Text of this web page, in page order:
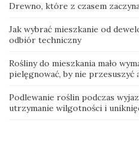
Drewno, które z czasem
Jak wybrać mieszkanie od
odbiór techniczny
Rośliny do mieszkania mało
pielęgnować, by nie przesuszyć
Podlewanie roślin podczas
utrzymanie wilgotności i